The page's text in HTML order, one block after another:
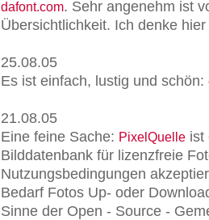
dafont.com. Sehr angenehm ist
Übersichtlichkeit. Ich denke
25.08.05
Es ist einfach, lustig und schön:
21.08.05
Eine feine Sache: PixelQuelleist
Bilddatenbank für lizenzfreie
Nutzungsbedingungen
Bedarf Fotos Up- oder
Sinne der Open - Source -